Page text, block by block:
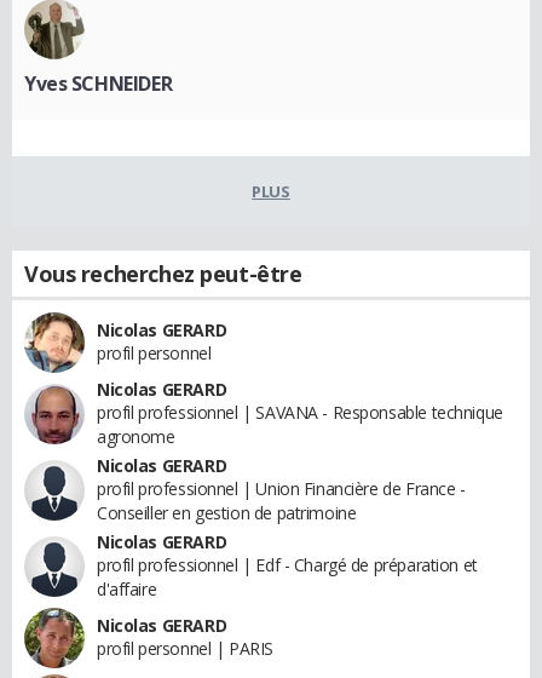
Yves SCHNEIDER
PLUS
Vous recherchez peut-être
Nicolas GERARD
profil personnel
Nicolas GERARD
profil professionnel | SAVANA - Responsable technique
agronome
Nicolas GERARD
profil professionnel | Union Financière de France -
Conseiller en gestion de patrimoine
Nicolas GERARD
profil professionnel | Edf - Chargé de préparation et
d'affaire
Nicolas GERARD
profil personnel | PARIS